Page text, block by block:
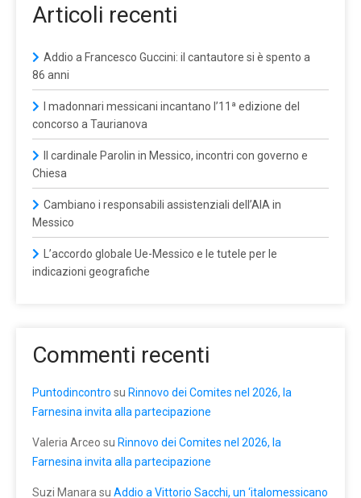
Articoli recenti
Addio a Francesco Guccini: il cantautore si è spento a
86 anni
I madonnari messicani incantano l’11ª edizione del
concorso a Taurianova
Il cardinale Parolin in Messico, incontri con governo e
Chiesa
Cambiano i responsabili assistenziali dell’AIA in
Messico
L’accordo globale Ue-Messico e le tutele per le
indicazioni geografiche
Commenti recenti
Puntodincontro su Rinnovo dei Comites nel 2026, la
Farnesina invita alla partecipazione
Valeria Arceo su Rinnovo dei Comites nel 2026, la
Farnesina invita alla partecipazione
Suzi Manara su Addio a Vittorio Sacchi, un ‘italomessicano